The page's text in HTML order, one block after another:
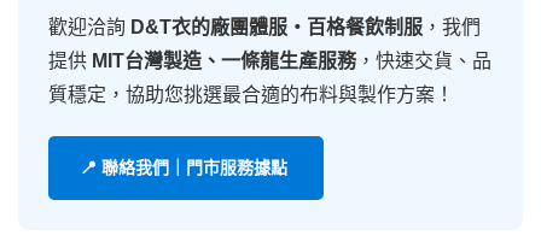
歡迎洽詢 D&T衣的廠團體服・百格餐飲制服 ，我們
提供 MIT台灣製造、一條龍生產服務，快速交貨、品
質穩定，協助您挑選最合適的布料與製作方案！
📍 聯絡我們｜門市服務據點